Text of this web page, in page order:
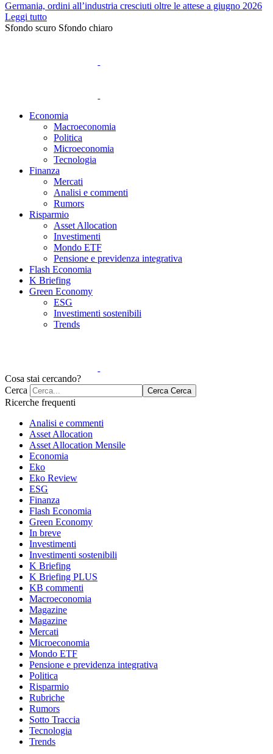
Germania, ordini all’industria cresciuti oltre le attese a giugno 2026
Leggi tutto
Sfondo scuro Sfondo chiaro
Economia
Macroeconomia
Politica
Microeconomia
Tecnologia
Finanza
Mercati
Analisi e commenti
Rumors
Risparmio
Asset Allocation
Investimenti
Mondo ETF
Pensione e previdenza integrativa
Flash Economia
K Briefing
Green Economy
ESG
Investimenti sostenibili
Trends
Cosa stai cercando?
Cerca
Cerca Cerca
Ricerche frequenti
Analisi e commenti
Asset Allocation
Asset Allocation Mensile
Economia
Eko
Eko Review
ESG
Finanza
Flash Economia
Green Economy
In breve
Investimenti
Investimenti sostenibili
K Briefing
K Briefing PLUS
KB commenti
Macroeconomia
Magazine
Magazine
Mercati
Microeconomia
Mondo ETF
Pensione e previdenza integrativa
Politica
Risparmio
Rubriche
Rumors
Sotto Traccia
Tecnologia
Trends